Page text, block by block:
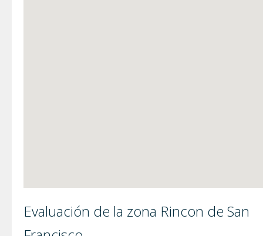
Evaluación de la zona Rincon de San